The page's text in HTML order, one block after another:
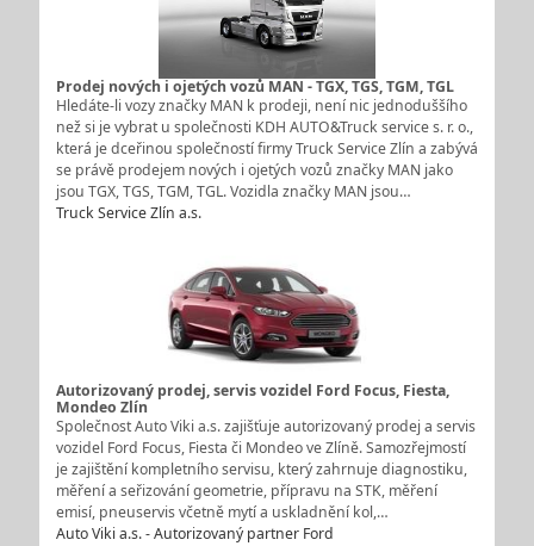
Prodej nových i ojetých vozů MAN - TGX, TGS, TGM, TGL
Hledáte-li vozy značky MAN k prodeji, není nic jednoduššího
než si je vybrat u společnosti KDH AUTO&Truck service s. r. o.,
která je dceřinou společností firmy Truck Service Zlín a zabývá
se právě prodejem nových i ojetých vozů značky MAN jako
jsou TGX, TGS, TGM, TGL. Vozidla značky MAN jsou…
Truck Service Zlín a.s.
Autorizovaný prodej, servis vozidel Ford Focus, Fiesta,
Mondeo Zlín
Společnost Auto Viki a.s. zajišťuje autorizovaný prodej a servis
vozidel Ford Focus, Fiesta či Mondeo ve Zlíně. Samozřejmostí
je zajištění kompletního servisu, který zahrnuje diagnostiku,
měření a seřizování geometrie, přípravu na STK, měření
emisí, pneuservis včetně mytí a uskladnění kol,…
Auto Viki a.s. - Autorizovaný partner Ford